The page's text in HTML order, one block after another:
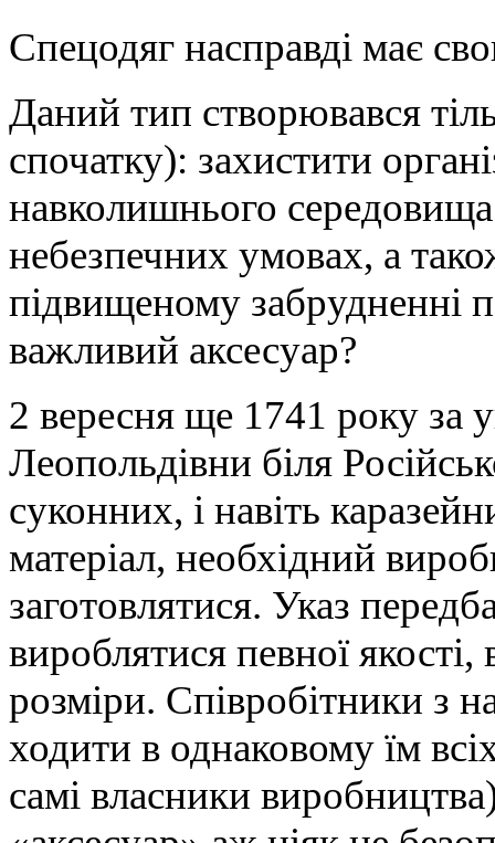
Спецодяг насправді має
Даний тип створювався
спочатку): захистити
навколишнього
небезпечних умовах, а
підвищеному забрудненні
важливий аксесуар?
2 вересня ще 1741 року за
Леопольдівни біля
суконних, і навіть
матеріал, необхідний
заготовлятися. Указ
вироблятися певної якості,
розміри. Співробітники з
ходити в однаковому їм
самі власники